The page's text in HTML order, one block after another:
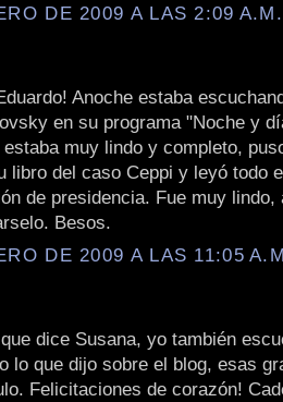
DE 2009 A LAS 2:09 A.M.
Anoche estaba
en su programa "Noche y
muy lindo y completo,
libro del caso Ceppi y leyó todo
de presidencia. Fue muy lindo,
Besos.
DE 2009 A LAS 11:05
dice Susana, yo también
lo que dijo sobre el blog, esas
Felicitaciones de corazón!